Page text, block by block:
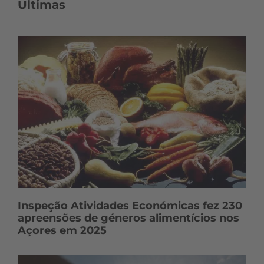
o
t
e
ú
d
s
Últimas
Inspeção Atividades Económicas fez 230
apreensões de géneros alimentícios nos
Açores em 2025